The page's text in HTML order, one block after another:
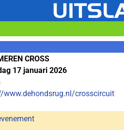
CROSS
17 januari 2026
www.dehondsrug.nl/crosscircuit